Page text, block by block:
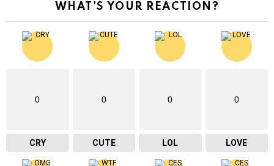
WHAT'S YOUR REACTION?
0
CRY
0
CUTE
0
LOL
0
LOVE